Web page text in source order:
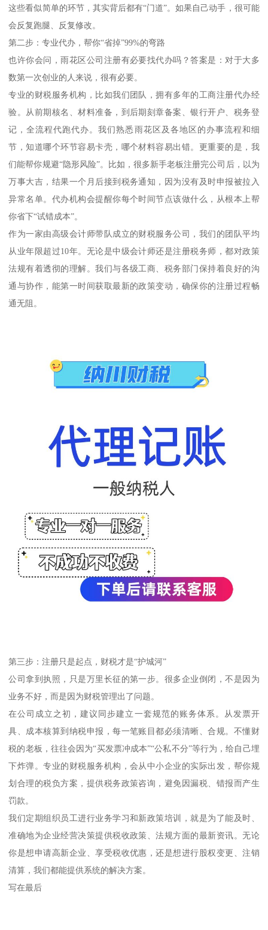
这些看似简单的环节，其实背后都有“门道”。如果自己动手，很可能
会反复跑腿、反复修改。
第二步：专业代办，帮你“省掉”99%的弯路
也许你会问，雨花区公司注册有必要找代办吗？答案是：对于大多
数第一次创业的人来说，很有必要。
专业的财税服务机构，比如我们团队，拥有多年的工商注册代办经
验。从前期核名、材料准备，到后期刻章备案、银行开户、税务登
记，全流程代跑代办。我们熟悉雨花区及各地区的办事流程和细
节，知道哪个环节容易卡壳，哪个材料容易出错。更重要的是，我
们能帮你规避“隐形风险”。比如，很多新手老板注册完公司后，以为
万事大吉，结果一个月后接到税务通知，因为没有及时申报被拉入
异常名单。代办机构会提醒你每个时间节点该做什么，从根本上帮
你省下“试错成本”。
作为一家由高级会计师带队成立的财税服务公司，我们的团队平均
从业年限超过10年。无论是中级会计师还是注册税务师，都对政策
法规有着透彻的理解。我们与各级工商、税务部门保持着良好的沟
通与协作，能第一时间获取最新的政策变动，确保你的注册过程畅
通无阻。
第三步：注册只是起点，财税才是“护城河”
公司拿到执照，只是万里长征的第一步。很多企业倒闭，不是因为
业务不好，而是因为财税管理出了问题。
在公司成立之初，建议同步建立一套规范的账务体系。从发票开
具、成本核算到纳税申报，每一笔账目都必须清晰、合规。不懂财
税的老板，往往会因为“买发票冲成本”“公私不分”等行为，给自己埋
下炸弹。专业的财税服务机构，会从中小企业的实际出发，帮你规
划合理的税负方案，提供税务政策咨询，避免因漏税、错报而产生
罚款。
我们定期组织员工进行业务学习和新政策培训，就是为了能及时、
准确地为企业经营决策提供税收政策、法规方面的最新资讯。无论
你是想申请高新企业、享受税收优惠，还是想进行股权变更、注销
清算，我们都能提供系统的解决方案。
写在最后